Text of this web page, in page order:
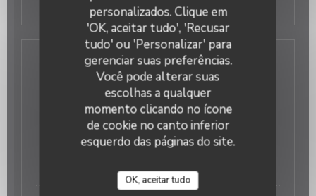
personalizados. Clique em
'OK, aceitar tudo', 'Recusar
tudo' ou 'Personalizar' para
gerenciar suas preferências.
Você pode alterar suas
escolhas a qualquer
momento clicando no ícone
de cookie no canto inferior
esquerdo das páginas do site.
OK, aceitar tudo
Glace 1 boule
Carte des boissons
Apéritifs
LES COCKTAILS